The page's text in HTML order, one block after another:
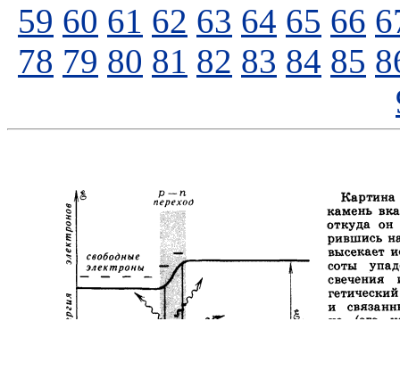
59 60 61 62 63 64 65 66
78 79 80 81 82 83 84 85